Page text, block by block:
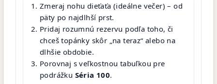
Zmeraj nohu dieťaťa (ideálne večer) – od
päty po najdlhší prst.
Pridaj rozumnú rezervu podľa toho, či
chceš topánky skôr „na teraz“ alebo na
dlhšie obdobie.
Porovnaj s veľkostnou tabuľkou pre
podrážku Séria 100.